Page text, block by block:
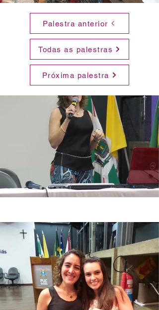
Palestra anterior
Todas as palestras
Próxima palestra